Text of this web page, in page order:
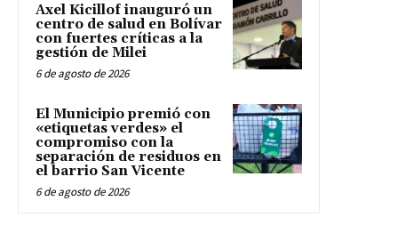
Axel Kicillof inauguró un
centro de salud en Bolívar
con fuertes críticas a la
gestión de Milei
6 de agosto de 2026
El Municipio premió con
«etiquetas verdes» el
compromiso con la
separación de residuos en
el barrio San Vicente
6 de agosto de 2026